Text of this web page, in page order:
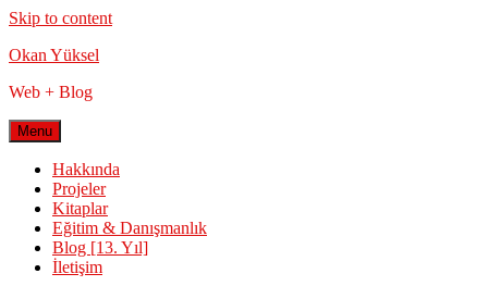
Skip to content
Okan Yüksel
Web + Blog
Menu
Hakkında
Projeler
Kitaplar
Eğitim & Danışmanlık
Blog [13. Yıl]
İletişim